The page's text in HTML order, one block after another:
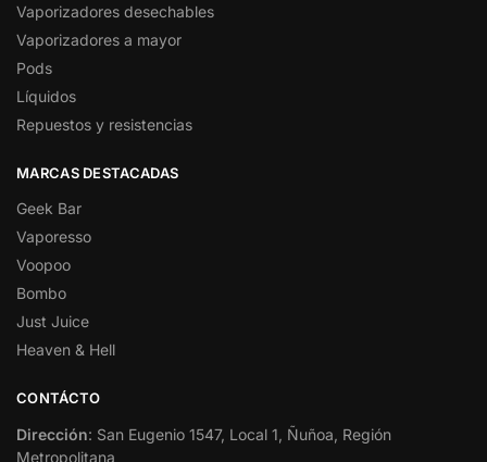
Vaporizadores desechables
Vaporizadores a mayor
Pods
Líquidos
Repuestos y resistencias
MARCAS DESTACADAS
Geek Bar
Vaporesso
Voopoo
Bombo
Just Juice
Heaven & Hell
CONTÁCTO
Dirección: San Eugenio 1547, Local 1, Ñuñoa, Región
Metropolitana